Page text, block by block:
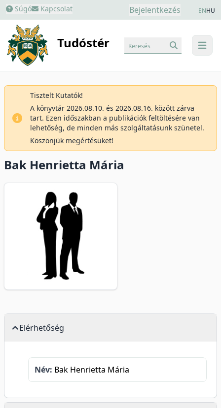
Súgó Kapcsolat Bejelentkezés ENHU
Tudóstér menu
Keresés
Tisztelt Kutatók!
A könyvtár 2026.08.10. és 2026.08.16. között zárva
tart. Ezen időszakban a publikációk feltöltésére van
lehetőség, de minden más szolgáltatásunk szünetel.
Köszönjük megértésüket!
Bak Henrietta Mária
Elérhetőség
Név: Bak Henrietta Mária